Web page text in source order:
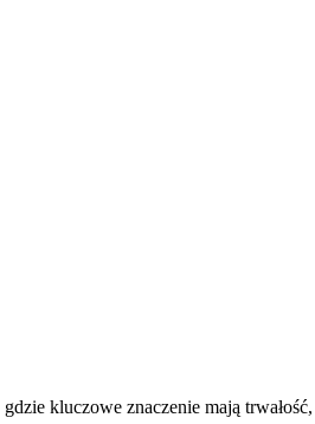
kluczowe znaczenie mają